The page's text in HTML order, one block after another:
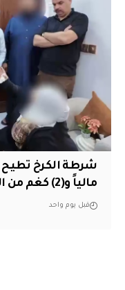
شرطة الكرخ تطيح
مالياً و(2) كغم من المصوغات الذهبية
قبل يوم واحد